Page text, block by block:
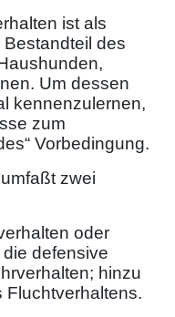
ist als
des
Um dessen
kennenzulernen,
zum
Vorbedingung.
zwei
oder
defensive
hinzu
Fluchtverhaltens.